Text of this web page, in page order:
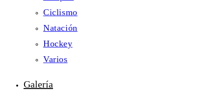
Ciclismo
Natación
Hockey
Varios
Galería